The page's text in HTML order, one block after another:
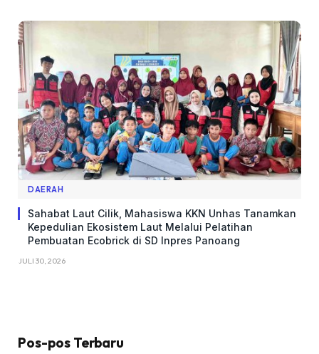
DAERAH
Sahabat Laut Cilik, Mahasiswa KKN Unhas Tanamkan
Kepedulian Ekosistem Laut Melalui Pelatihan
Pembuatan Ecobrick di SD Inpres Panoang
JULI 30, 2026
Pos-pos Terbaru